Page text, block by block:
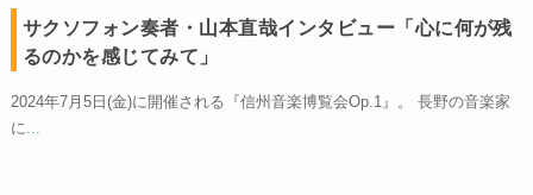
サクソフォン奏者・山本直哉インタビュー「心に何が残
るのかを感じてみて」
2024年7月5日(金)に開催される『信州音楽博覧会Op.1』。 長野の音楽家
に...